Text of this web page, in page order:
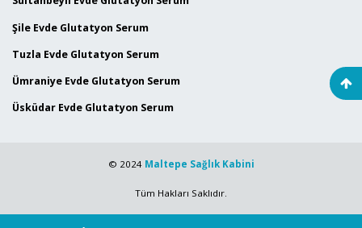
Şile Evde Glutatyon Serum
Tuzla Evde Glutatyon Serum
Ümraniye Evde Glutatyon Serum
Üsküdar Evde Glutatyon Serum
© 2024 Maltepe Sağlık Kabini
Tüm Hakları Saklıdır.